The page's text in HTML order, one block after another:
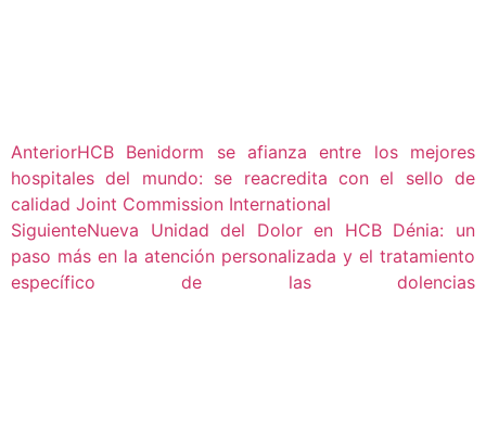
AnteriorHCB Benidorm se afianza entre los mejores
hospitales del mundo: se reacredita con el sello de
calidad Joint Commission International
SiguienteNueva Unidad del Dolor en HCB Dénia: un
paso más en la atención personalizada y el tratamiento
específico de las dolencias